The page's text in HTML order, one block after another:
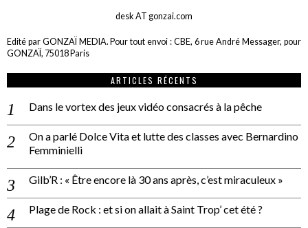
desk AT gonzai.com
Edité par GONZAÏ MEDIA. Pour tout envoi : CBE, 6 rue André Messager, pour
GONZAÏ, 75018 Paris
ARTICLES RÉCENTS
Dans le vortex des jeux vidéo consacrés à la pêche
On a parlé Dolce Vita et lutte des classes avec Bernardino
Femminielli
Gilb’R : « Être encore là 30 ans après, c’est miraculeux »
Plage de Rock : et si on allait à Saint Trop’ cet été ?